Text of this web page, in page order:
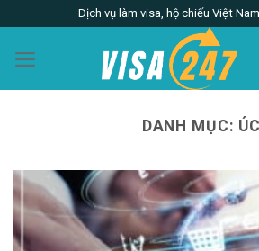
content
Dịch vụ làm visa, hộ chiếu Việt
DANH MỤC: ÚC